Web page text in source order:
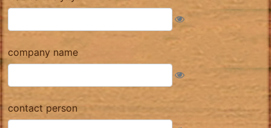
company name
contact person